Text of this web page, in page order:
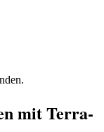
mit Terra-